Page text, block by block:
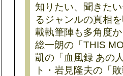
知りたい、聞きた
るジャンルの真相
載執筆陣も多角度
総一朗の「THIS
凱の「血風録 あの
ト・岩見隆夫の「